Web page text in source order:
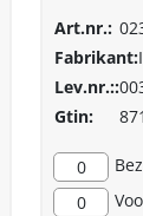
Art.nr.:
Fabrikant:
Lev.nr.::
Gtin:
0
0